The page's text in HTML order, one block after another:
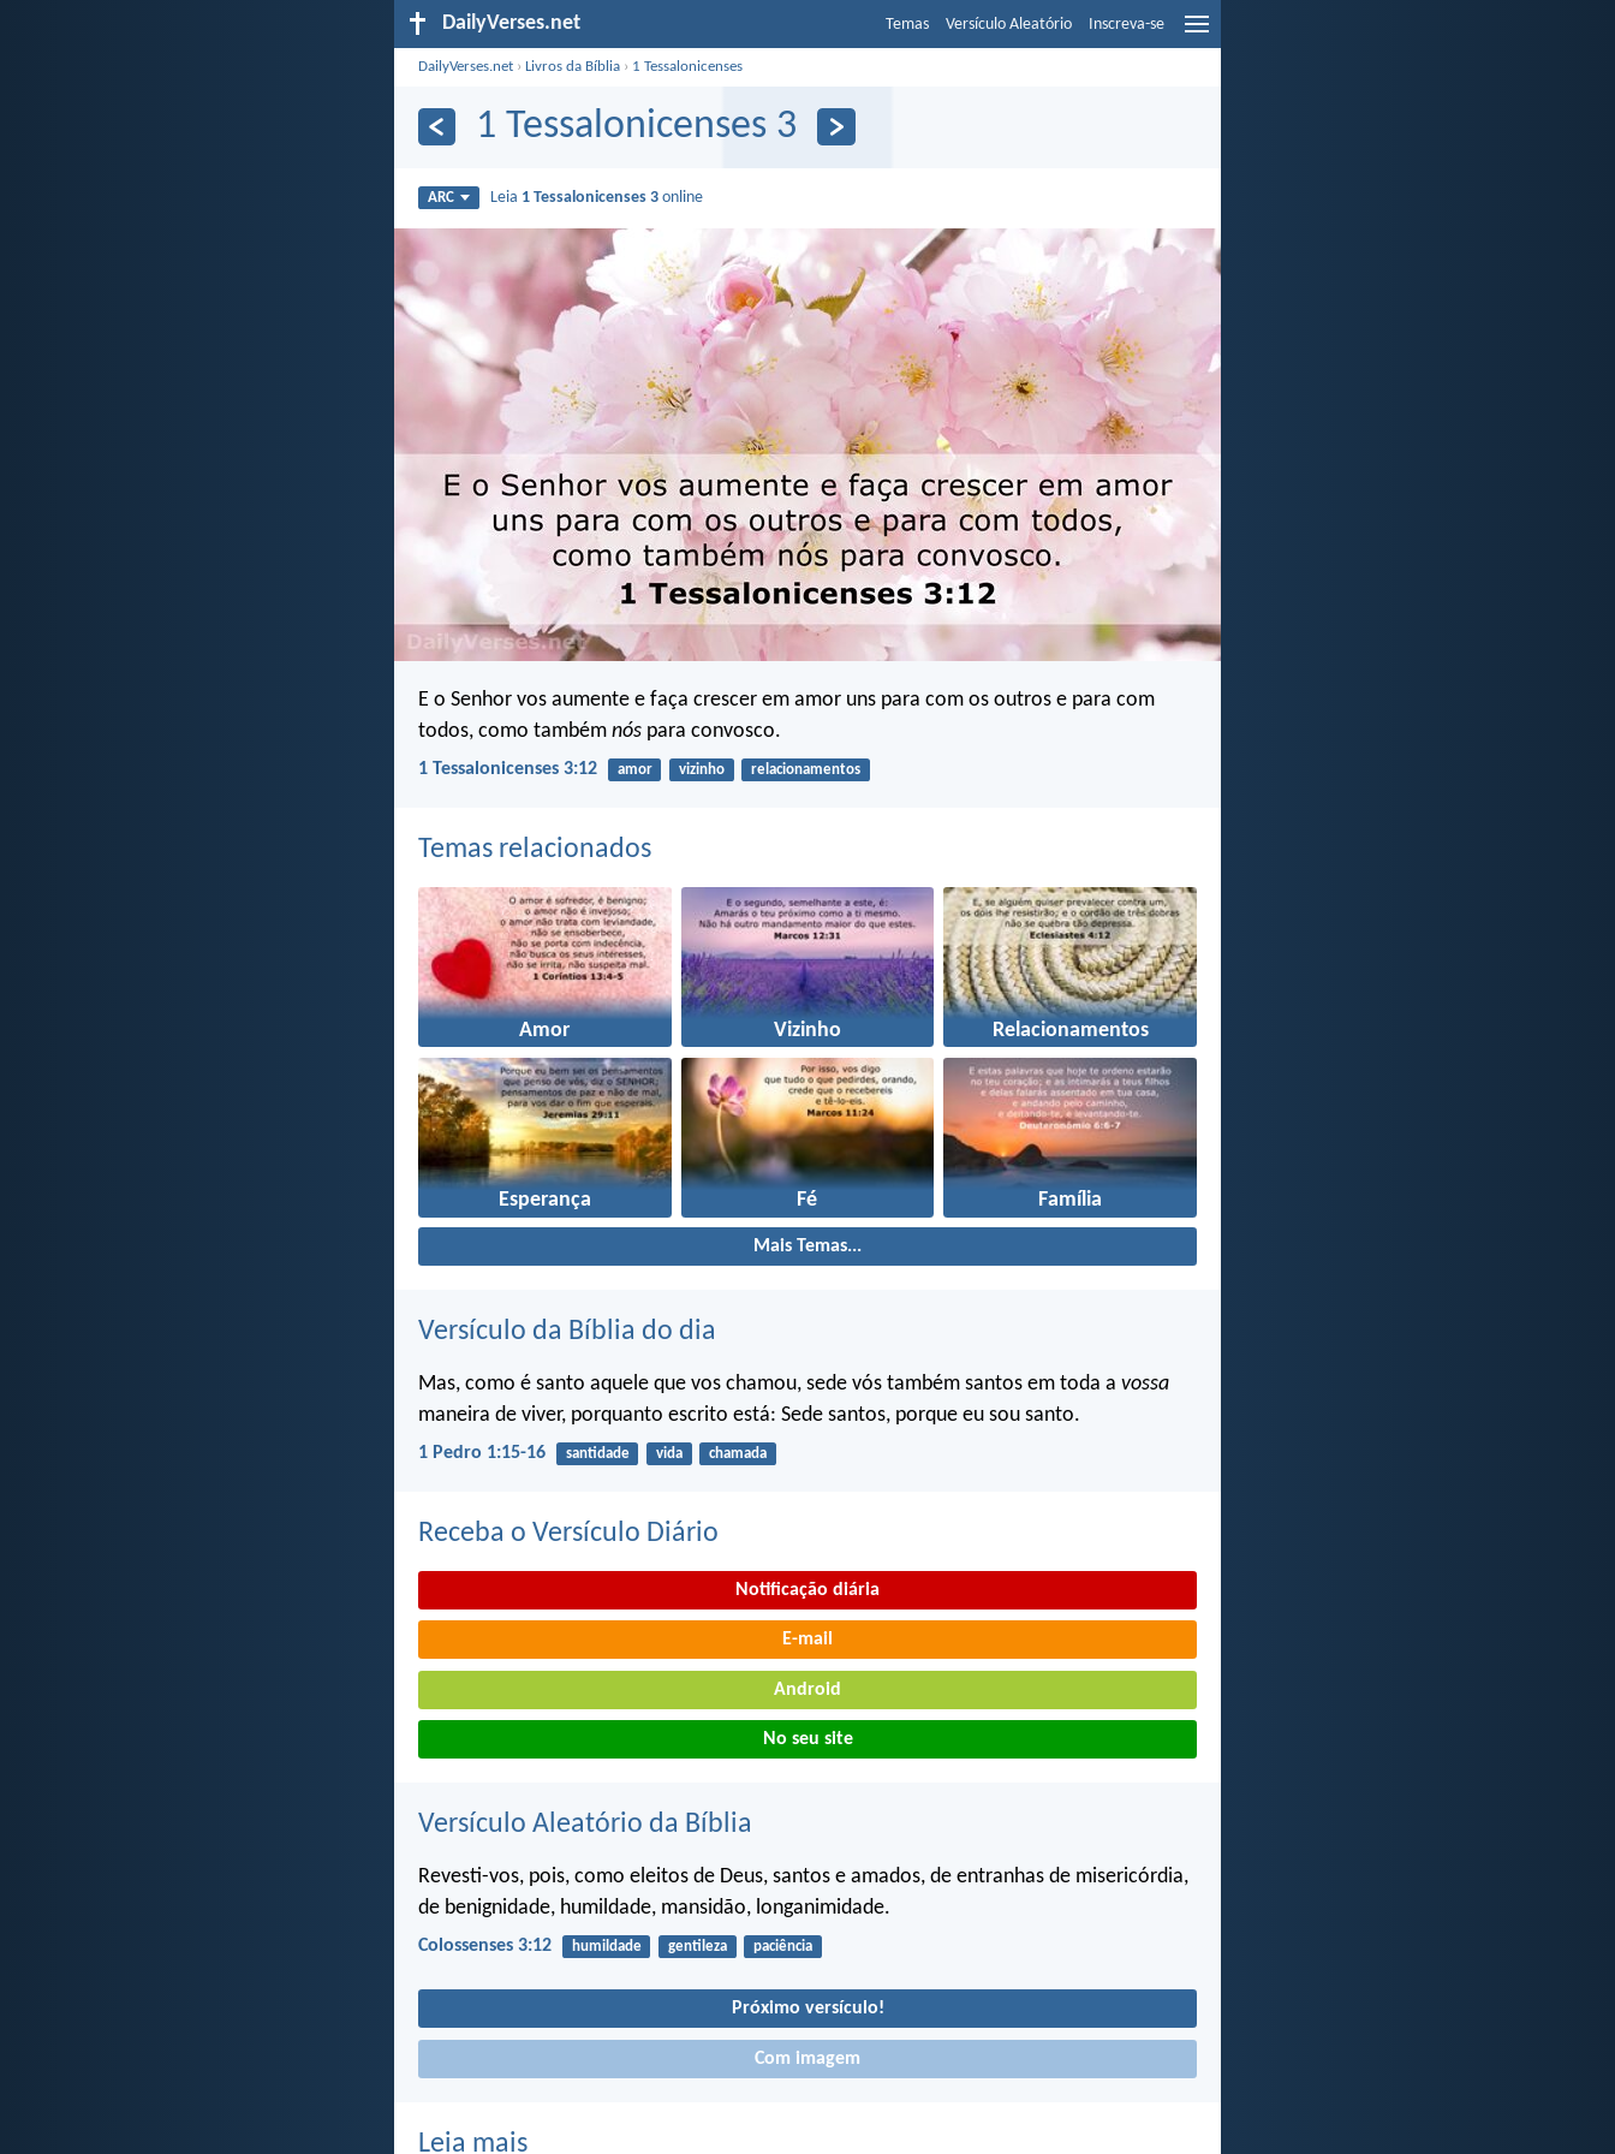
DailyVerses.net Temas Versículo Aleatório Inscreva-se
DailyVerses.net ›Livros da Bíblia › 1 Tessalonicenses
1 Tessalonicenses 3
ARC Leia 1 Tessalonicenses 3 online
E o Senhor vos aumente e faça crescer em amor uns para com os outros e para com
todos, como também nós para convosco.
1 Tessalonicenses 3:12 amor vizinho relacionamentos
Temas relacionados
Amor Vizinho Relacionamentos
Esperança Fé Família
Mais Temas...
Versículo da Bíblia do dia
Mas, como é santo aquele que vos chamou, sede vós também santos em toda a vossa
maneira de viver, porquanto escrito está: Sede santos, porque eu sou santo.
1 Pedro 1:15-16 santidade vida chamada
Receba o Versículo Diário
Notificação diária
E-mail
Android
No seu site
Versículo Aleatório da Bíblia
Revesti-vos, pois, como eleitos de Deus, santos e amados, de entranhas de misericórdia,
de benignidade, humildade, mansidão, longanimidade.
Colossenses 3:12 humildade gentileza paciência
Próximo versículo!
Com imagem
Leia mais